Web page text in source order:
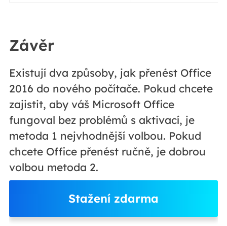
Závěr
Existují dva způsoby, jak přenést Office
2016 do nového počítače. Pokud chcete
zajistit, aby váš Microsoft Office
fungoval bez problémů s aktivací, je
metoda 1 nejvhodnější volbou. Pokud
chcete Office přenést ručně, je dobrou
volbou metoda 2.
Stažení zdarma